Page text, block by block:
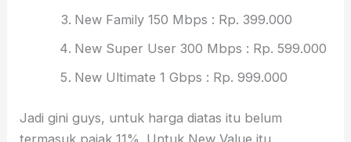
New Family 150 Mbps : Rp. 399.000
New Super User 300 Mbps : Rp. 599.000
New Ultimate 1 Gbps : Rp. 999.000
Jadi gini guys, untuk harga diatas itu belum